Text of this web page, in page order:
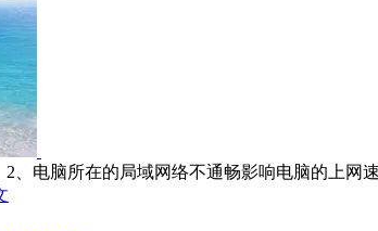
、电脑所在的局域网络不通畅影响电脑的上网